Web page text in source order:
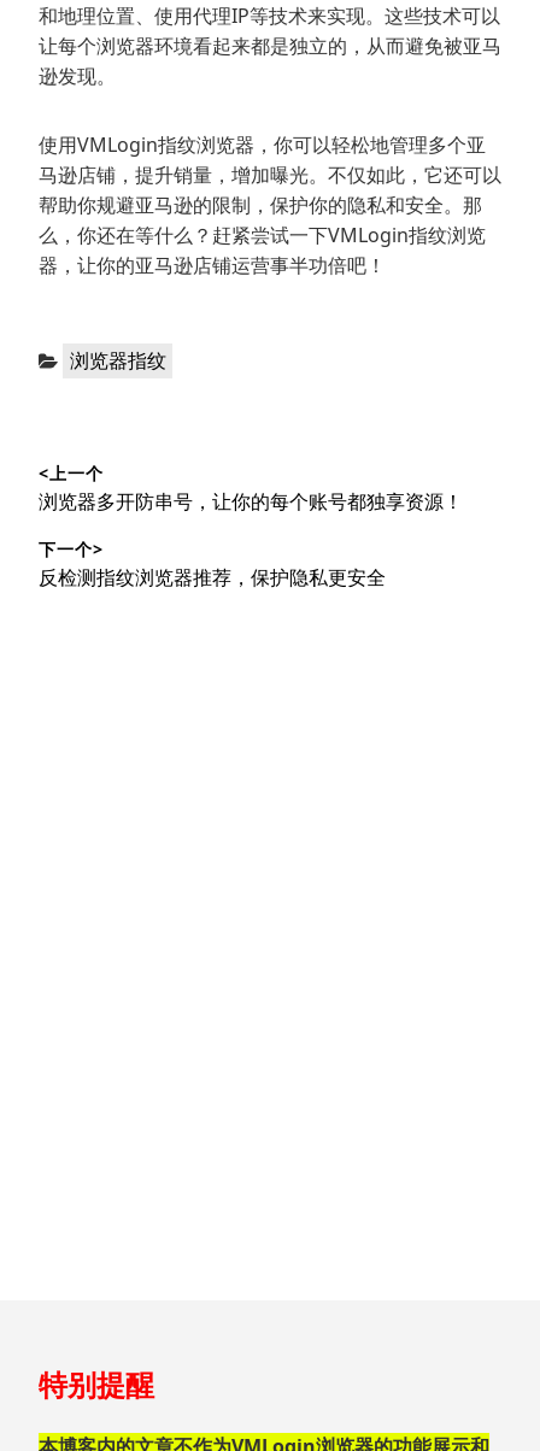
和地理位置、使用代理IP等技术来实现。这些技术可以
让每个浏览器环境看起来都是独立的，从而避免被亚马
逊发现。
使用VMLogin指纹浏览器，你可以轻松地管理多个亚
马逊店铺，提升销量，增加曝光。不仅如此，它还可以
帮助你规避亚马逊的限制，保护你的隐私和安全。那
么，你还在等什么？赶紧尝试一下VMLogin指纹浏览
器，让你的亚马逊店铺运营事半功倍吧！
分 浏览器指纹
章
导
航
<上一个
上
文
章：
浏览器多开防串号，让你的每个账号都独享资源！
下一个>
下
反检测指纹浏览器推荐，保护隐私更安全
至
脚
特别提醒